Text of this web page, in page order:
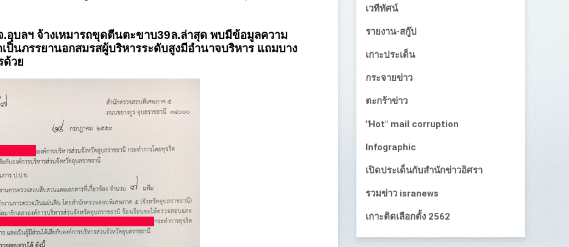
อุบลฯ จ้างเหมารถขุดตีนตะขาบ39ล.ล่าสุด พบมีข้อมูลความ
นภรรยานอกสมรสผู้บริหารระดับสูงมีอำนาจบริหาร แถมบาง
ด้วย
เวทีทัศน์
รายงาน-สกู๊ป
เกาะประเด็น
กระจายข่าว
ตะกร้าข่าว
"Hot" mail corruption
Infographic
เปิดประเด็นกับสำนักข่าวอิศรา
รวมข่าว isranews
เกาะติดเลือกตั้ง 2562